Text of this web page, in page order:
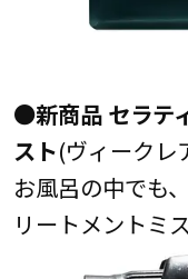
●新商品 セラテ
スト(ヴィーク
お風呂の中でも
リートメントミス